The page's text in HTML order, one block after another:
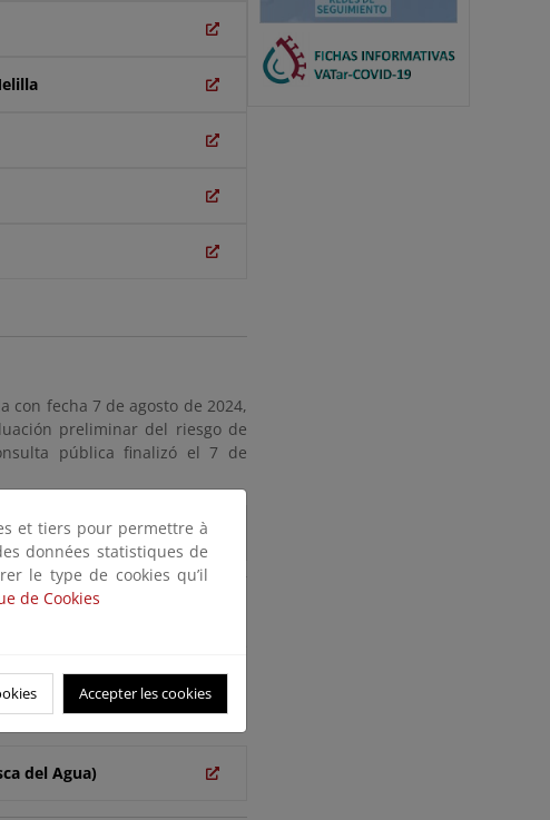
con fecha 7 de agosto de 2024,
preliminar del riesgo de
pública finalizó el 7 de
de la evaluación
Cantábrico Oriental, en el
el 2 de diciembre de 2024.
del Agua)
et tiers pour permettre à
données statistiques de
le type de cookies qu’il
de Cookies
Accepter les cookies